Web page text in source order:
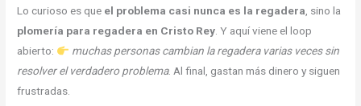
Lo curioso es que el problema casi nunca es la regadera, sino la
plomería para regadera en Cristo Rey. Y aquí viene el loop
abierto:
muchas personas cambian la regadera varias veces sin
resolver el verdadero problema. Al final, gastan más dinero y siguen
frustradas.